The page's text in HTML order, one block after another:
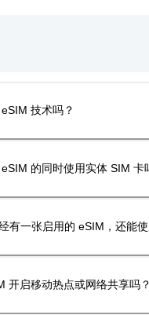
技术吗？
的同时使用实体 SIM 卡
有一张启用的 eSIM，还能
开启移动热点或网络共享吗？